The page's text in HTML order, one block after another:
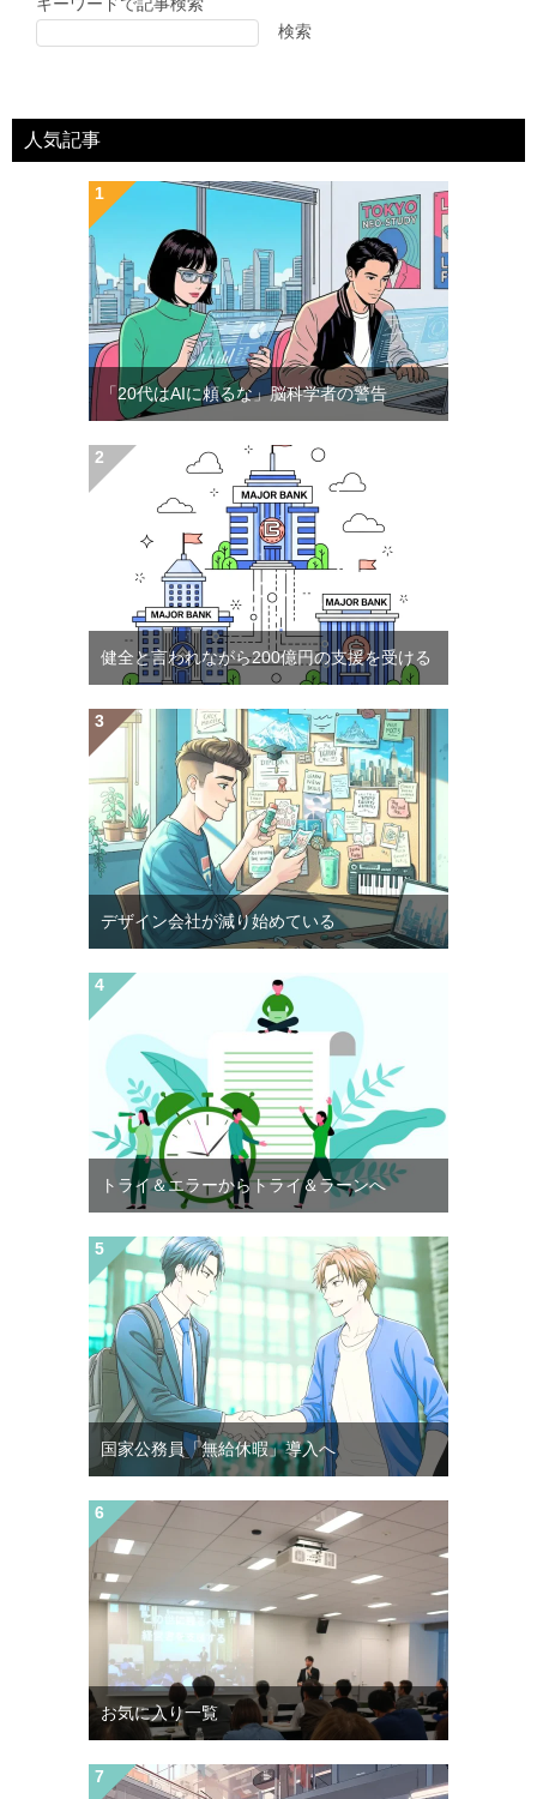
検索
人気記事
「20代はAIに頼るな」脳科学者の警告
健全と言われながら200億円の支援を受ける
デザイン会社が減り始めている
トライ＆エラーからトライ＆ラーンへ
国家公務員「無給休暇」導入へ
お気に入り一覧